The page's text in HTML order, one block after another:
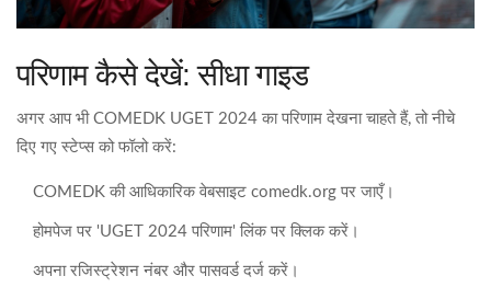
परिणाम कैसे देखें: सीधा गाइड
अगर आप भी COMEDK UGET 2024 का परिणाम देखना चाहते हैं, तो नीचे
दिए गए स्टेप्स को फॉलो करें:
COMEDK की आधिकारिक वेबसाइट comedk.org पर जाएँ।
होमपेज पर 'UGET 2024 परिणाम' लिंक पर क्लिक करें।
अपना रजिस्ट्रेशन नंबर और पासवर्ड दर्ज करें।